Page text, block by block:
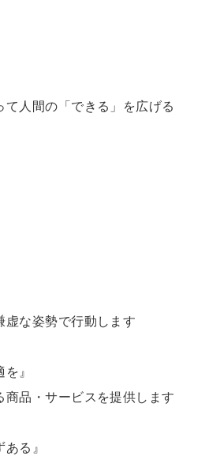
て人間の「できる」を広げる
虚な姿勢で行動します
』
商品・サービスを提供します
ある』